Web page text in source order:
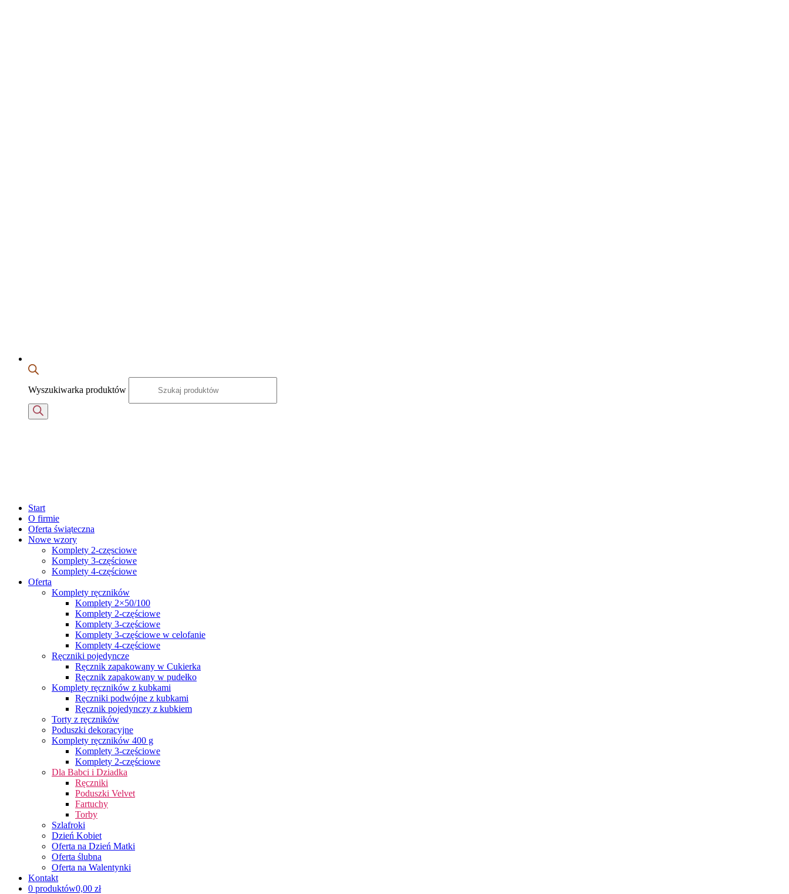
Wyszukiwarka produktów
Start
O firmie
Oferta świąteczna
Nowe wzory
Komplety 2-częsciowe
Komplety 3-częściowe
Komplety 4-częściowe
Oferta
Komplety ręczników
Komplety 2×50/100
Komplety 2-częściowe
Komplety 3-częściowe
Komplety 3-częściowe w celofanie
Komplety 4-częściowe
Ręczniki pojedyncze
Ręcznik zapakowany w Cukierka
Ręcznik zapakowany w pudełko
Komplety ręczników z kubkami
Ręczniki podwójne z kubkami
Ręcznik pojedynczy z kubkiem
Torty z ręczników
Poduszki dekoracyjne
Komplety ręczników 400 g
Komplety 3-częściowe
Komplety 2-częściowe
Dla Babci i Dziadka
Ręczniki
Poduszki Velvet
Fartuchy
Torby
Szlafroki
Dzień Kobiet
Oferta na Dzień Matki
Oferta ślubna
Oferta na Walentynki
Kontakt
0 produktów0,00 zł